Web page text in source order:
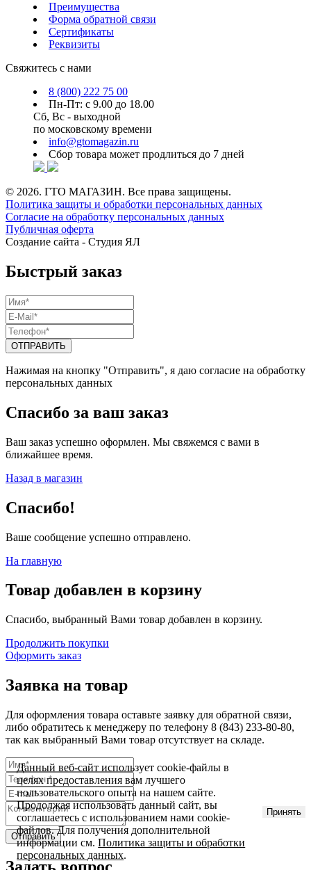
Преимущества
Форма обратной связи
Сертификаты
Реквизиты
Свяжитесь с нами
8 (800) 222 75 00
Пн-Пт: с 9.00 до 18.00
Сб, Вс - выходной
по московскому времени
info@gtomagazin.ru
Сбор товара может продлиться до 7 дней
© 2026. ГТО МАГАЗИН. Все права защищены.
Политика защиты и обработки персональных данных
Согласие на обработку персональных данных
Публичная оферта
Создание сайта - Студия ЯЛ
Быстрый заказ
Нажимая на кнопку "Отправить", я даю согласие на обработку
персональных данных
Спасибо за ваш заказ
Ваш заказ успешно оформлен. Мы свяжемся с вами в
ближайшее время.
Назад в магазин
Спасибо!
Ваше сообщение успешно отправлено.
На главную
Товар добавлен в корзину
Спасибо, выбранный Вами товар добавлен в корзину.
Продолжить покупки
Оформить заказ
Заявка на товар
Для оформления товара оставьте заявку для обратной связи,
либо обратитесь к менеджеру по телефону 8 (843) 233-80-80,
так как выбранный Вами товар отсутствует на складе.
Данный веб-сайт использует cookie-файлы в
целях предоставления вам лучшего
пользовательского опыта на нашем сайте.
Продолжая использовать данный сайт, вы
соглашаетесь с использованием нами cookie-
файлов. Для получения дополнительной
информации см.Политика защиты и обработки
персональных данных.
Принять